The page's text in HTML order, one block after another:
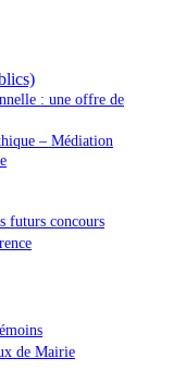
: une offre de
– Médiation
futurs concours
de Mairie